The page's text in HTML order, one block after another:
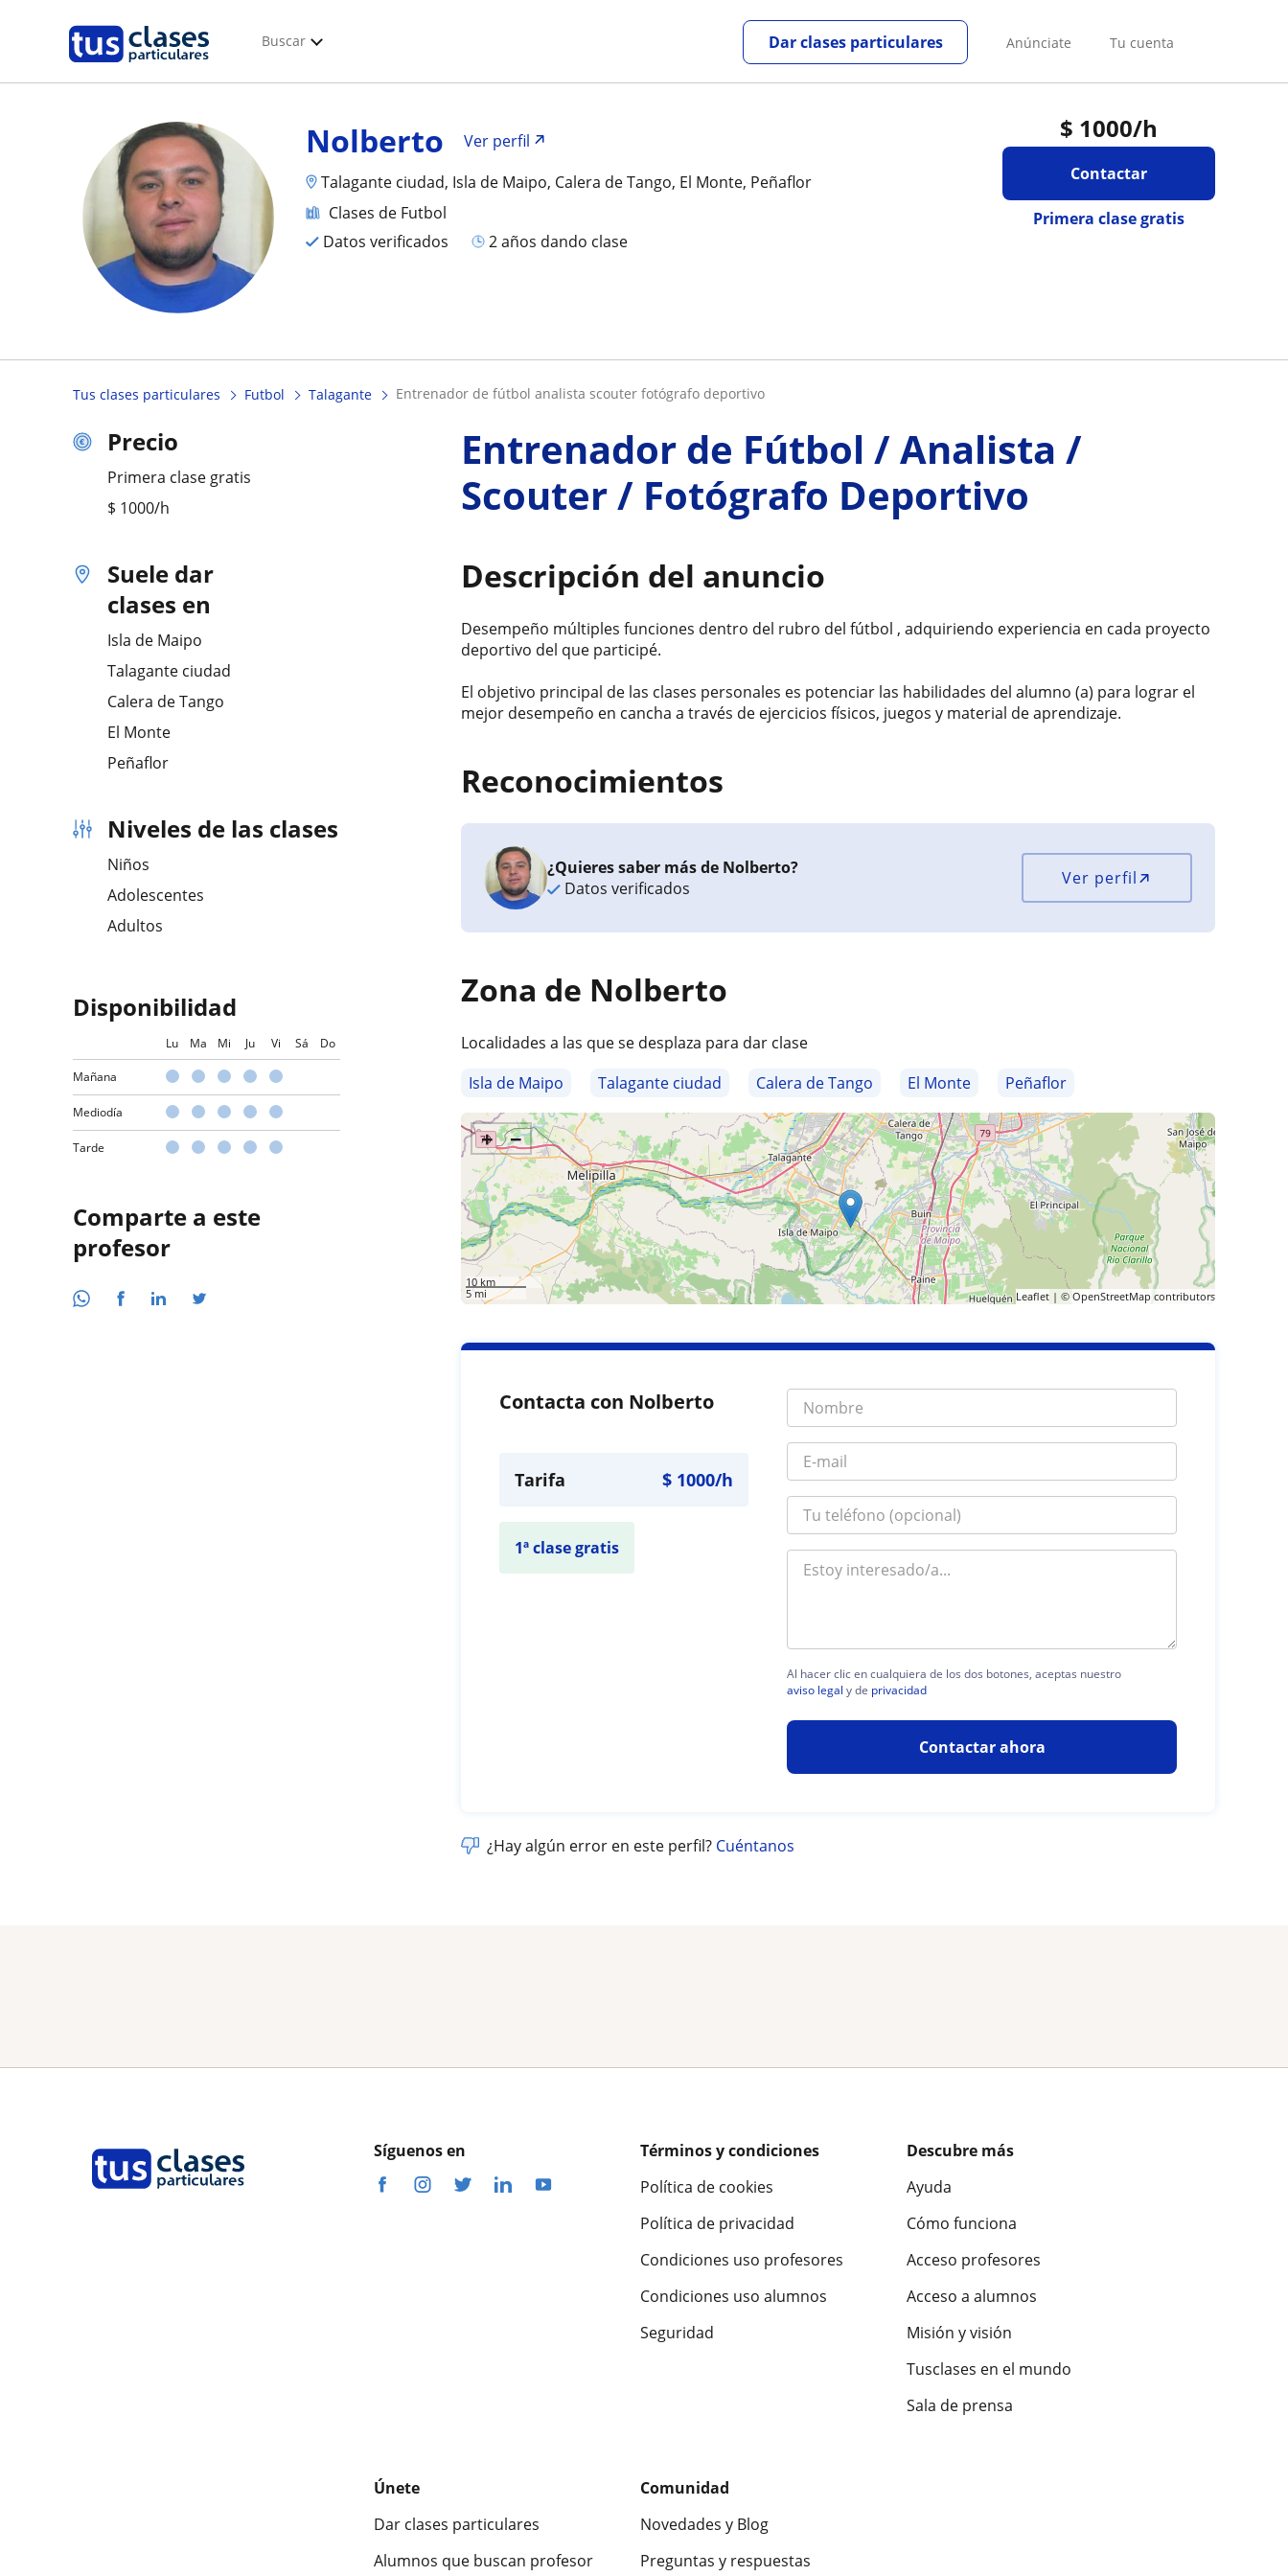
Buscar Anúnciate Tu cuenta
Dar clases particulares
$ 1000/h
Contactar
Primera clase gratis
Nolberto
Ver perfil
Talagante ciudad, Isla de Maipo, Calera de Tango, El Monte, Peñaflor
Clases de Futbol
Datos verificados
2 años dando clase
Tus clases particulares Futbol Talagante entrenador de fútbol analista scouter fotógrafo deportivo
Precio
Primera clase gratis
$ 1000/h
Suele dar
clases en
Isla de Maipo
Talagante ciudad
Calera de Tango
El Monte
Peñaflor
Niveles de las clases
Niños
Adolescentes
Adultos
Disponibilidad
Lu Ma Mi Ju Vi Sá Do
Mañana
Mediodía
Tarde
Comparte a este
profesor
Entrenador de Fútbol / Analista /
Scouter / Fotógrafo Deportivo
Descripción del anuncio
Desempeño múltiples funciones dentro del rubro del fútbol , adquiriendo experiencia en cada proyecto
deportivo del que participé.
El objetivo principal de las clases personales es potenciar las habilidades del alumno (a) para lograr el
mejor desempeño en cancha a través de ejercicios físicos, juegos y material de aprendizaje.
Reconocimientos
¿Quieres saber más de Nolberto?
Datos verificados
Ver perfil
Zona de Nolberto
Localidades a las que se desplaza para dar clase
Isla de Maipo
Talagante ciudad Calera de Tango El Monte Peñaflor
+ −
10 km
5 mi
Leaflet| © OpenStreetMap contributors
Contacta con Nolberto
Tarifa $ 1000/h
1ª clase gratis
Al hacer clic en cualquiera de los dos botones, aceptas nuestro
aviso legal y de privacidad
Contactar ahora
¿Hay algún error en este perfil? Cuéntanos
Síguenos en
Términos y condiciones
Política de cookies
Política de privacidad
Condiciones uso profesores
Condiciones uso alumnos
Seguridad
Descubre más
Ayuda
Cómo funciona
Acceso profesores
Acceso a alumnos
Misión y visión
Tusclases en el mundo
Sala de prensa
Únete
Dar clases particulares
Alumnos que buscan profesor
Comunidad
Novedades y Blog
Preguntas y respuestas